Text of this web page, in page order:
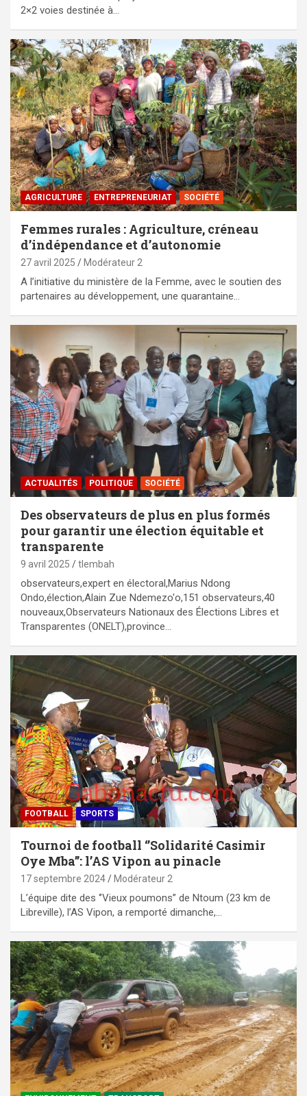
2×2 voies destinée à…
AGRICULTURE ENTREPRENEURIAT SOCIÉTÉ
Femmes rurales : Agriculture, créneau
d’indépendance et d’autonomie
27 avril 2025 Modérateur 2
A l’initiative du ministère de la Femme, avec le soutien des
partenaires au développement, une quarantaine…
ACTUALITÉS POLITIQUE SOCIÉTÉ
Des observateurs de plus en plus formés
pour garantir une élection équitable et
transparente
9 avril 2025 tlembah
observateurs,expert en électoral,Marius Ndong
Ondo,élection,Alain Zue Ndemezo'o,151 observateurs,40
nouveaux,Observateurs Nationaux des Élections Libres et
Transparentes (ONELT),province…
FOOTBALL SPORTS
Tournoi de football ‘’Solidarité Casimir
Oye Mba’’: l’AS Vipon au pinacle
17 septembre 2024 Modérateur 2
L’équipe dite des ‘’Vieux poumons’’ de Ntoum (23 km de
Libreville), l’AS Vipon, a remporté dimanche,…